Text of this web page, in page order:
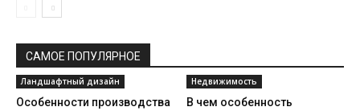
САМОЕ ПОПУЛЯРНОЕ
Ландшафтный дизайн
Особенности производства
Недвижимость
В чем особенность